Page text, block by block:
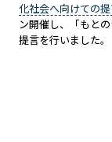
化社会へ向けての
ン開催し、「もと
提言を行いました。